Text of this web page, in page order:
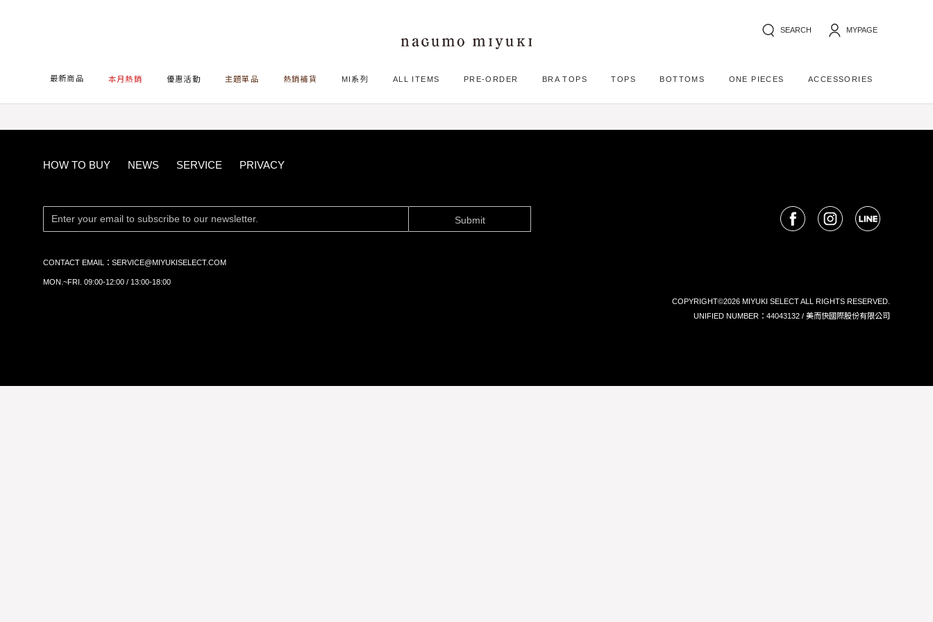
SEARCH MYPAGE
最新商品 本月熱銷 優惠活動 主題單品 熱銷補貨 MI系列 ALL ITEMS PRE-ORDER BRA TOPS TOPS BOTTOMS ONE PIECES ACCESSORIES
HOW TO BUY NEWS SERVICE PRIVACY
Submit
CONTACT EMAIL： SERVICE@MIYUKISELECT.COM
MON.~FRI. 09:00-12:00 / 13:00-18:00
COPYRIGHT©2026 MIYUKI SELECT ALL RIGHTS RESERVED.
UNIFIED NUMBER：44043132 / 美而快國際股份有限公司